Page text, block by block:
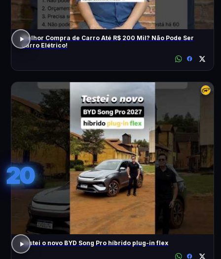
Melhor Compra de Carro Até R$ 200 Mil? Não Pode Ser
Carro Elétrico!
20
Testei o novo BYD Song Pro híbrido plug-in flex